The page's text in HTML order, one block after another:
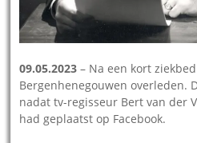
09.05.2023 – Na een kort
Bergenhenegouwen overleden.
nadat tv-regisseur Bert van der
had geplaatst op Facebook.